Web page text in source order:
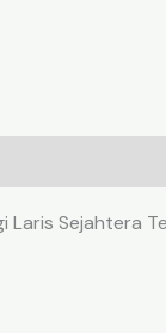
Laris Sejahtera